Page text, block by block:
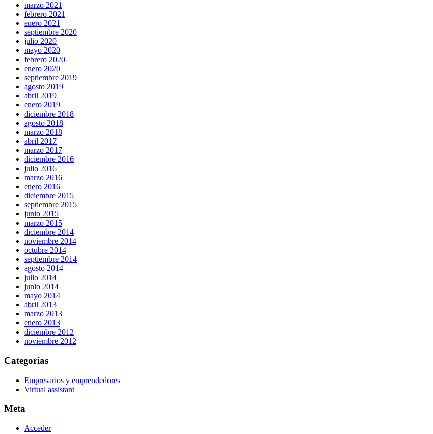
marzo 2021
febrero 2021
enero 2021
septiembre 2020
julio 2020
mayo 2020
febrero 2020
enero 2020
septiembre 2019
agosto 2019
abril 2019
enero 2019
diciembre 2018
agosto 2018
marzo 2018
abril 2017
marzo 2017
diciembre 2016
julio 2016
marzo 2016
enero 2016
diciembre 2015
septiembre 2015
junio 2015
marzo 2015
diciembre 2014
noviembre 2014
octubre 2014
septiembre 2014
agosto 2014
julio 2014
junio 2014
mayo 2014
abril 2013
marzo 2013
enero 2013
diciembre 2012
noviembre 2012
Categorías
Empresarios y emprendedores
Virtual assistant
Meta
Acceder